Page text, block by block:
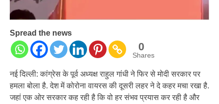
Spread the news
0
Shares
नई दिल्ली: कांग्रेस के पूर्व अध्यक्ष राहुल गांधी ने फिर से मोदी सरकार पर
हमला बोला है. देश में कोरोना वायरस की दूसरी लहर ने दे कहर मचा रखा है.
जहां एक ओर सरकार कह रही है कि वो हर संभव प्रयास कर रही है और